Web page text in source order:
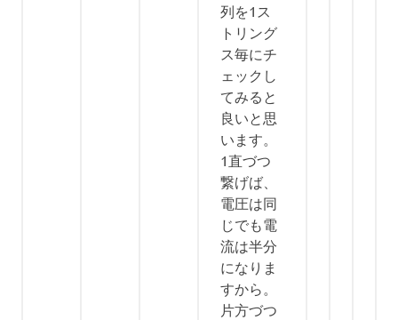
列を1ス
トリング
ス毎にチ
ェックし
てみると
良いと思
います。
1直づつ
繋げば、
電圧は同
じでも電
流は半分
になりま
すから。
片方づつ